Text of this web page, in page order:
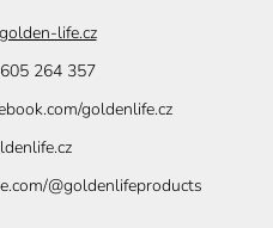
life.cz
264 357
goldenlife.cz
@goldenlifeproducts